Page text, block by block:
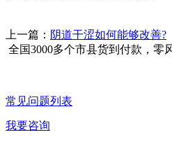
上一篇： 阴道干涩如何能够改善?
全国3000多个市县货到付款，零
常见问题列表
我要咨询